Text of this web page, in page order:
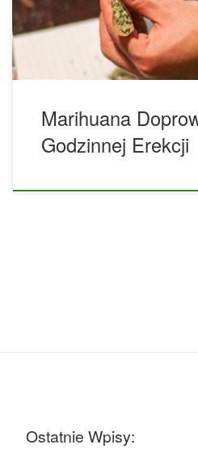
która nie jest związana z
zauważa, że ​​priapizm może
tym „uszkodzenie tkanki […]
Marihuana
Godzinnej Erekcji
Ostatnie Wpisy: